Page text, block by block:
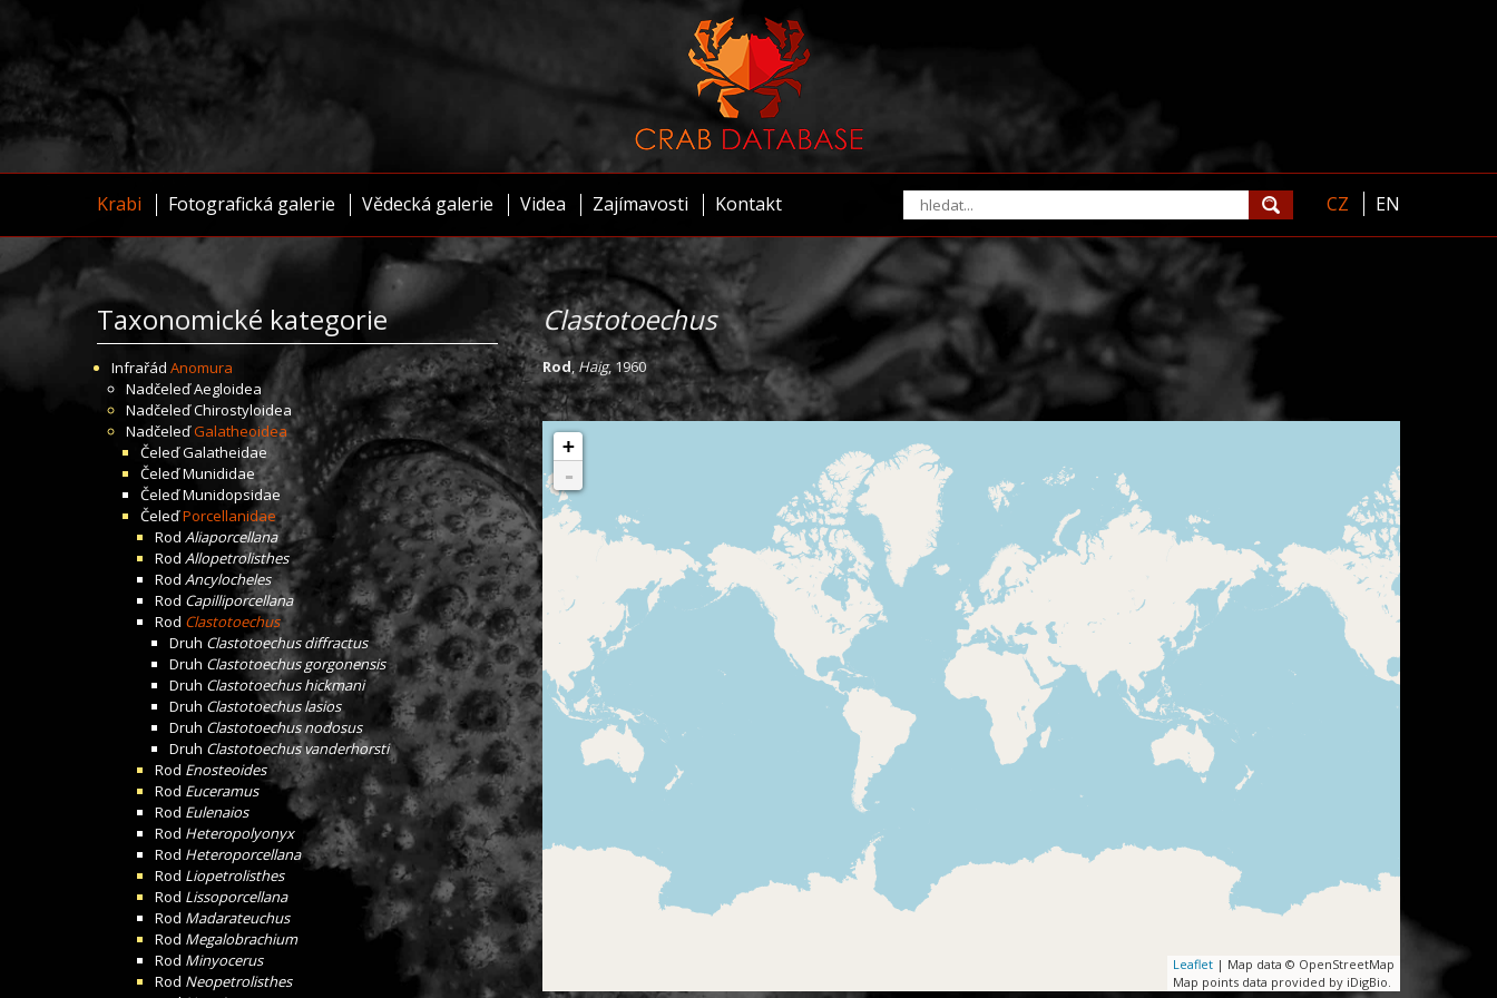
Krabi Fotografická galerie Vědecká galerie Videa Zajímavosti Kontakt CZ EN
Taxonomické kategorie
Infrařád Anomura
NadčeleďAegloidea
NadčeleďChirostyloidea
NadčeleďGalatheoidea
ČeleďGalatheidae
ČeleďMunididae
ČeleďMunidopsidae
ČeleďPorcellanidae
Rod Aliaporcellana
Rod Allopetrolisthes
Rod Ancylocheles
Rod Capilliporcellana
Rod Clastotoechus
Druh Clastotoechus diffractus
Druh Clastotoechus gorgonensis
Druh Clastotoechus hickmani
Druh Clastotoechus lasios
Druh Clastotoechus nodosus
Druh Clastotoechus vanderhorsti
Rod Enosteoides
Rod Euceramus
Rod Eulenaios
Rod Heteropolyonyx
Rod Heteroporcellana
Rod Liopetrolisthes
Rod Lissoporcellana
Rod Madarateuchus
Rod Megalobrachium
Rod Minyocerus
Rod Neopetrolisthes
Clastotoechus
Rod, Haig, 1960
+
-
Leaflet | Map data © OpenStreetMap
Map points data provided by iDigBio.